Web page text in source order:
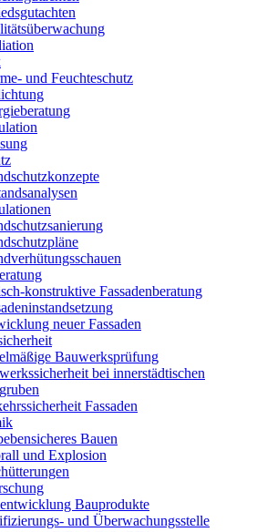
und Feuchteschutz
konstruktive Fassadenberatung
neuer Fassaden
Bauwerksprüfung
bei innerstädtischen
Fassaden
Bauen
und Explosion
Bauprodukte
und Überwachungsstelle